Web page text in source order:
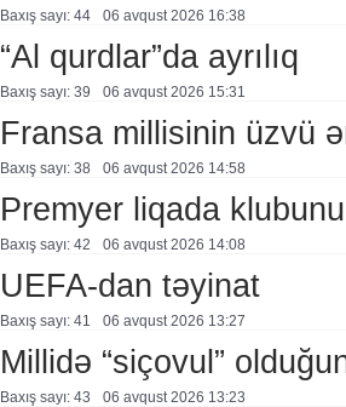
Baxış sayı: 44 06 avqust 2026 16:38
“Al qurdlar”da ayrılıq
Baxış sayı: 39 06 avqust 2026 15:31
Fransa millisinin üzvü
Baxış sayı: 38 06 avqust 2026 14:58
Premyer liqada
Baxış sayı: 42 06 avqust 2026 14:08
UEFA-dan təyinat
Baxış sayı: 41 06 avqust 2026 13:27
Millidə “siçovul”
Baxış sayı: 43 06 avqust 2026 13:23